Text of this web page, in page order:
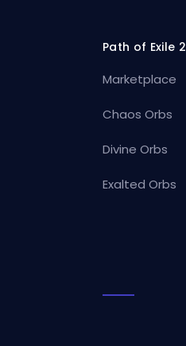
Path of Exile 2
Marketplace
Chaos Orbs
Divine Orbs
Exalted Orbs